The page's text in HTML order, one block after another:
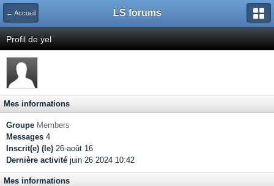
← Accueil LS forums
Profil de yel
Mes informations
Groupe Members
Messages 4
Inscrit(e) (le) 26-août 16
Dernière activité juin 26 2024 10:42
Mes informations